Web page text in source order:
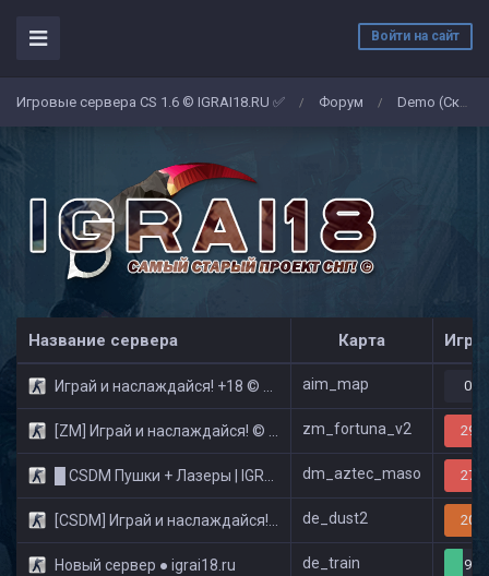
Войти на сайт
Игровые сервера CS 1.6 © IGRAI18.RU ✅ / Форум / Demo (Скриншоты)
Название сервера Карта
Играй и наслаждайся! +18 © Public aim_map 0/
[ZM] Играй и наслаждайся! © Zombie Show zm_fortuna_v2 29/
█ CSDM Пушки + Лазеры | IGRAI18.RU ツ █ dm_aztec_maso 27/
[CSDM] Играй и наслаждайся! © Classic de_dust2 20/
Новый сервер ● igrai18.ru de_train 9/